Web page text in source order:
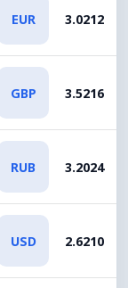
EUR 3.0212
GBP 3.5216
RUB 3.2024
USD 2.6210